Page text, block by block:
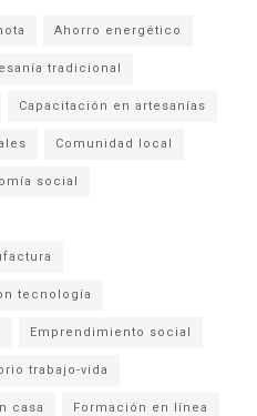
Ahorro energético
tradicional
Capacitación en artesanías
Comunidad local
social
tecnología
Emprendimiento social
trabajo-vida
casa Formación en línea